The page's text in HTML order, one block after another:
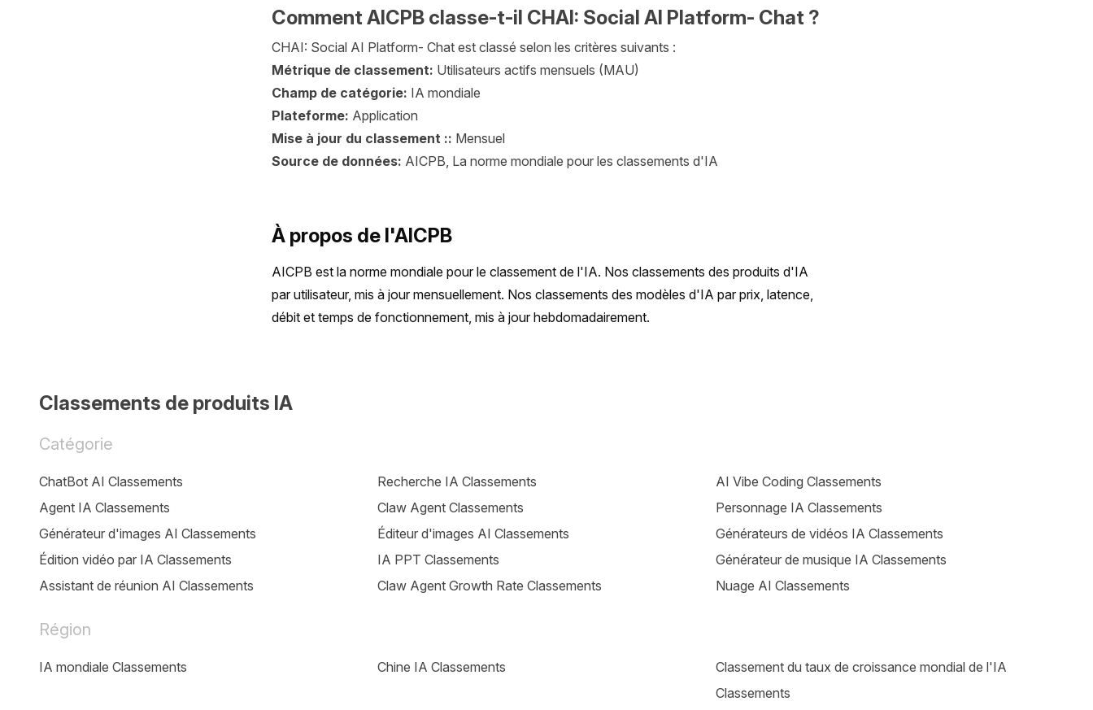
Comment AICPB classe-t-il CHAI: Social AI Platform- Chat ?
CHAI: Social AI Platform- Chat est classé selon les critères suivants :
Métrique de classement: Utilisateurs actifs mensuels (MAU)
Champ de catégorie: IA mondiale
Plateforme: Application
Mise à jour du classement :: Mensuel
Source de données: AICPB, La norme mondiale pour les classements d'IA
À propos de l'AICPB
AICPB est la norme mondiale pour le classement de l'IA. Nos classements des produits d'IA
par utilisateur, mis à jour mensuellement. Nos classements des modèles d'IA par prix, latence,
débit et temps de fonctionnement, mis à jour hebdomadairement.
Classements de produits IA
Catégorie
ChatBot AI Classements Recherche IA Classements
AI Vibe Coding Classements
Agent IA Classements
Claw Agent Classements
Personnage IA Classements
Générateur d'images AI Classements
Éditeur d'images AI Classements
Générateurs de vidéos IA Classements
Édition vidéo par IA Classements
IA PPT Classements
Générateur de musique IA Classements
Assistant de réunion AI Classements
Claw Agent Growth Rate Classements Nuage AI Classements
Région
IA mondiale Classements Chine IA Classements
Classement du taux de croissance mondial de l'IA
Classements